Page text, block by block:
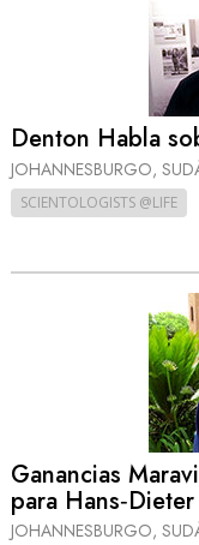
Denton Habla
JOHANNESBURGO,
SCIENTOLOGISTS @LIFE
Ganancias
para
JOHANNESBURGO,